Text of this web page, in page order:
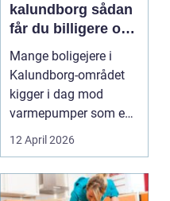
kalundborg sådan
får du billigere og
mere bæredygtig
varme
Mange boligejere i
Kalundborg-området
kigger i dag mod
varmepumper som en
vej til lavere
12 April 2026